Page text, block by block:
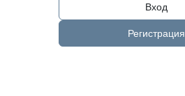
Вход
Регистрация